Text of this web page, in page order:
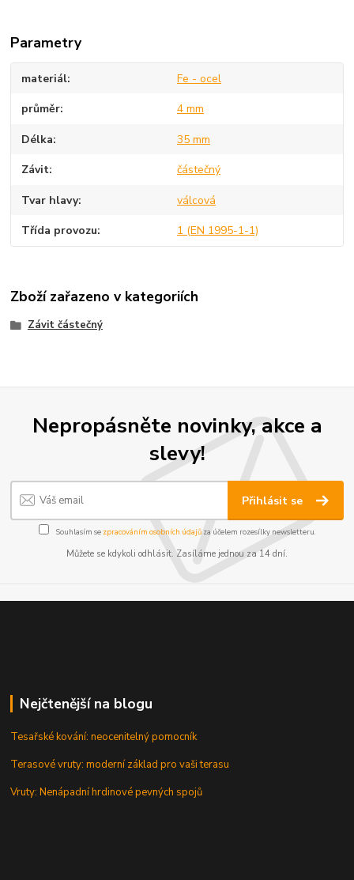
Parametry
materiál Fe - ocel
průměr 4 mm
Délka 35 mm
Závit částečný
Tvar hlavy válcová
Třída provozu 1 (EN 1995-1-1)
Zboží zařazeno v kategoriích
Závit částečný
Nepropásněte novinky, akce a
slevy!
Přihlásit se
Souhlasím se zpracováním osobních údajůza účelem rozesílky newsletteru.
Můžete se kdykoli odhlásit. Zasíláme jednou za 14 dní.
Nejčtenější na blogu
Tesařské kování: neocenitelný pomocník
Terasové vruty: moderní základ pro vaši terasu
Vruty: Nenápadní hrdinové pevných spojů